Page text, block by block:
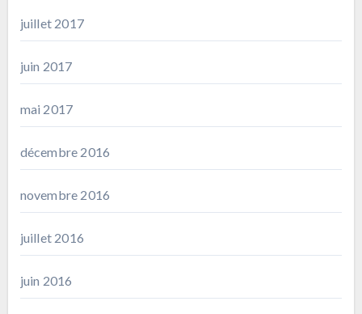
juillet 2017
juin 2017
mai 2017
décembre 2016
novembre 2016
juillet 2016
juin 2016